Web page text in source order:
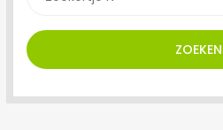
ZOEKEN